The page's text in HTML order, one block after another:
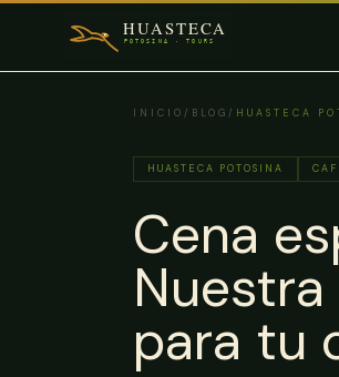
INICIO / BLOG / HUASTECA
HUASTECA POTOSINA
Cena
para tu